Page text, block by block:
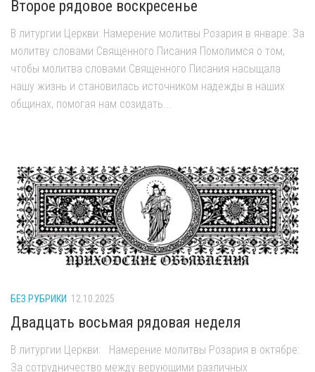
Второе рядовое воскресенье
В литургии Церкви: Намерение молитвы Розария в январе: За
молитву словами Священного Писания Помолимся о том,
чтобы молитва словами Священного Писания насыщала
нашу жизнь и становилась источником надежды в наших
общинах, помогая нам созидать...
БЕЗ РУБРИКИ 12.10.2025
Двадцать восьмая рядовая неделя
В литургии Церкви: Намерение молитвы Розария в октябре:
За сотрудничество между верующими различных